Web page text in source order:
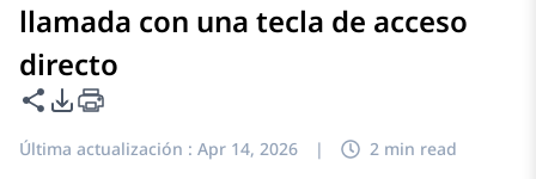
llamada con una tecla de acceso
directo
Compartir esta página
Opciones de exportación de PDF
Última actualización : Apr 14, 2026 | 2 min read